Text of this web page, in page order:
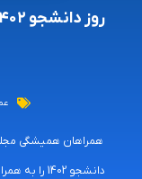
همراهان همیشگی
دانشجو